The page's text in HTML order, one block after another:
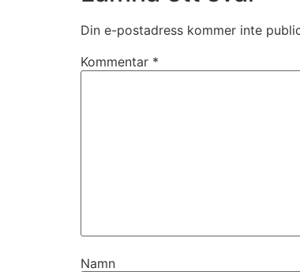
Din e-postadress kommer inte
Kommentar *
Namn